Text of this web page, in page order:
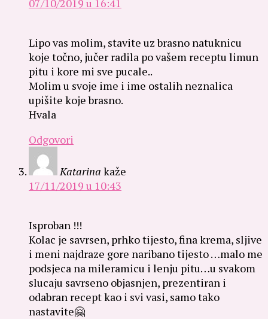
Lipo vas molim, stavite uz brasno natuknicu
koje točno, jučer radila po vašem receptu limun
pitu i kore mi sve pucale..
Molim u svoje ime i ime ostalih neznalica
upišite koje brasno.
Hvala
Odgovori
Katarina kaže
17/11/2019 u 10:43
Isproban !!!
Kolac je savrsen, prhko tijesto, fina krema, sljive
i meni najdraze gore naribano tijesto …malo me
podsjeca na mileramicu i lenju pitu…u svakom
slucaju savrseno objasnjen, prezentiran i
odabran recept kao i svi vasi, samo tako
nastavite🤗